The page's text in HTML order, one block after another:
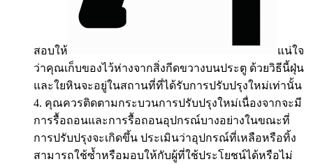
สอบให้
แน่ใจ
ว่าคุณเก็บของไว้ห่างจากสิ่งกีดขวางบนประตู ด้วยวิธีนี้ฝุ่น
และใยหินจะอยู่ในสถานที่ที่ได้รับการปรับปรุงใหม่เท่านั้น
4. คุณควรติดตามกระบวนการปรับปรุงใหม่เนื่องจากจะมี
การรื้อถอนและการรื้อถอนอุปกรณ์บางอย่างในขณะที่
การปรับปรุงจะเกิดขึ้น ประเมินว่าอุปกรณ์ที่เหลือหรือทิ้ง
สามารถใช้ซ้ำหรือมอบให้กับผู้ที่ใช้ประโยชน์ได้หรือไม่